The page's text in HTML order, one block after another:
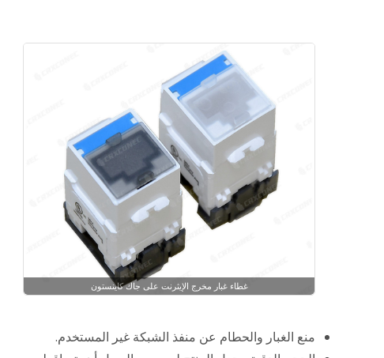
غطاء غبار مخرج الإيثرنت على جاك كاينستون
منع الغبار والحطام عن منفذ الشبكة غير المستخدم.